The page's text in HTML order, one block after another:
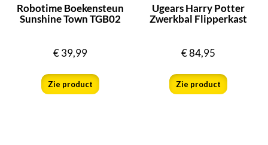
Robotime Boekensteun
Sunshine Town TGB02
€39,99
Zie product
Ugears Harry Potter
Zwerkbal Flipperkast
€84,95
Zie product